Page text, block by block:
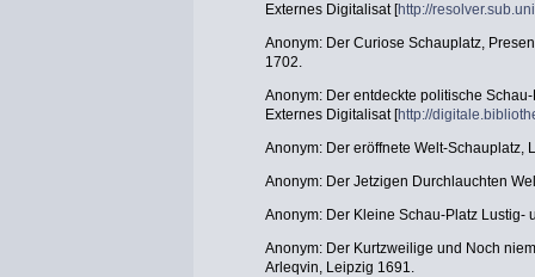
Externes Digitalisat [http://
Anonym: Der Curiose Schauplatz,
1702.
Anonym: Der entdeckte politische
Externes Digitalisat [http://
Anonym: Der eröffnete Welt-Schauplatz,
Anonym: Der Jetzigen Durchlauchten
Anonym: Der Kleine Schau-Platz Lustig-
Anonym: Der Kurtzweilige und Noch
Arleqvin, Leipzig 1691.